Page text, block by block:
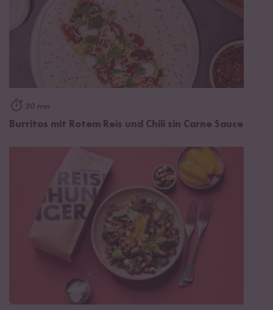
30 min
Burritos mit Rotem Reis und Chili sin Carne Sauce